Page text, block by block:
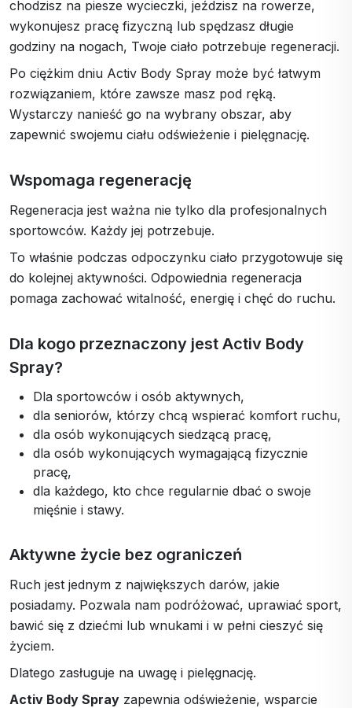
chodzisz na piesze wycieczki, jeździsz na rowerze,
wykonujesz pracę fizyczną lub spędzasz długie
godziny na nogach, Twoje ciało potrzebuje regeneracji.
Po ciężkim dniu Activ Body Spray może być łatwym
rozwiązaniem, które zawsze masz pod ręką.
Wystarczy nanieść go na wybrany obszar, aby
zapewnić swojemu ciału odświeżenie i pielęgnację.
Wspomaga regenerację
Regeneracja jest ważna nie tylko dla profesjonalnych
sportowców. Każdy jej potrzebuje.
To właśnie podczas odpoczynku ciało przygotowuje się
do kolejnej aktywności. Odpowiednia regeneracja
pomaga zachować witalność, energię i chęć do ruchu.
Dla kogo przeznaczony jest Activ Body
Spray?
Dla sportowców i osób aktywnych,
dla seniorów, którzy chcą wspierać komfort ruchu,
dla osób wykonujących siedzącą pracę,
dla osób wykonujących wymagającą fizycznie
pracę,
dla każdego, kto chce regularnie dbać o swoje
mięśnie i stawy.
Aktywne życie bez ograniczeń
Ruch jest jednym z największych darów, jakie
posiadamy. Pozwala nam podróżować, uprawiać sport,
bawić się z dziećmi lub wnukami i w pełni cieszyć się
życiem.
Dlatego zasługuje na uwagę i pielęgnację.
Activ Body Spray zapewnia odświeżenie, wsparcie